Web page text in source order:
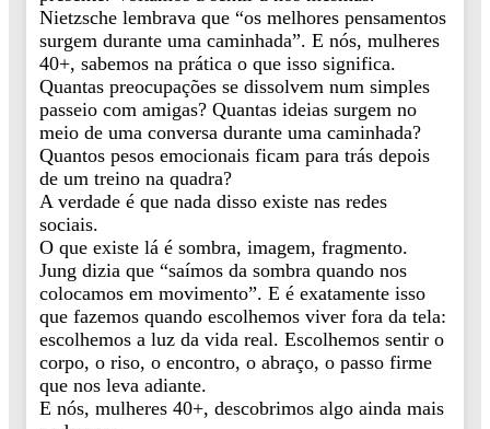
Nietzsche lembrava que “os melhores pensamentos
surgem durante uma caminhada”. E nós, mulheres
40+, sabemos na prática o que isso significa.
Quantas preocupações se dissolvem num simples
passeio com amigas? Quantas ideias surgem no
meio de uma conversa durante uma caminhada?
Quantos pesos emocionais ficam para trás depois
de um treino na quadra?
A verdade é que nada disso existe nas redes
sociais.
O que existe lá é sombra, imagem, fragmento.
Jung dizia que “saímos da sombra quando nos
colocamos em movimento”. E é exatamente isso
que fazemos quando escolhemos viver fora da tela:
escolhemos a luz da vida real. Escolhemos sentir o
corpo, o riso, o encontro, o abraço, o passo firme
que nos leva adiante.
E nós, mulheres 40+, descobrimos algo ainda mais